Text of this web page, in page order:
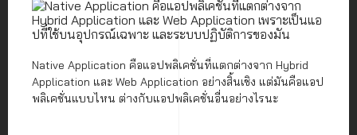
Native Application คือแอปพลิเคชั่นที่แตกต่างจาก Hybrid
Application และ Web Application อย่างสิ้นเชิง แต่มันคือแอป
พลิเคชั่นแบบไหน ต่างกับแอปพลิเคชั่นอื่นอย่างไรนะ